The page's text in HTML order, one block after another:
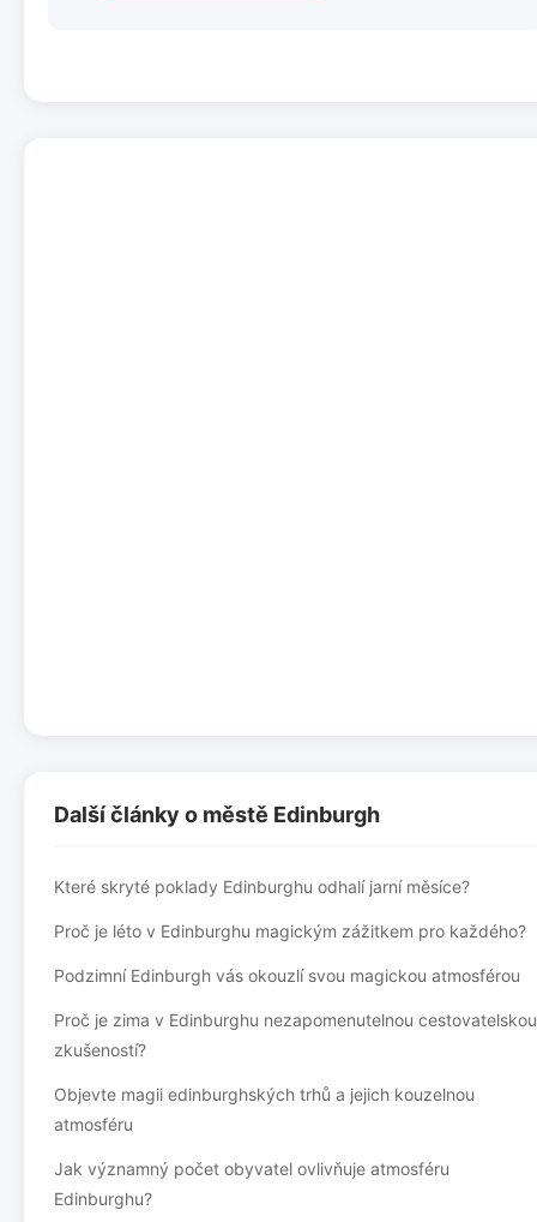
Další články o městě Edinburgh
Které skryté poklady Edinburghu odhalí jarní měsíce?
Proč je léto v Edinburghu magickým zážitkem pro každého?
Podzimní Edinburgh vás okouzlí svou magickou atmosférou
Proč je zima v Edinburghu nezapomenutelnou cestovatelskou
zkušeností?
Objevte magii edinburghských trhů a jejich kouzelnou
atmosféru
Jak významný počet obyvatel ovlivňuje atmosféru
Edinburghu?